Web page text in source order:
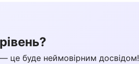
це буде неймовірним досвідом!